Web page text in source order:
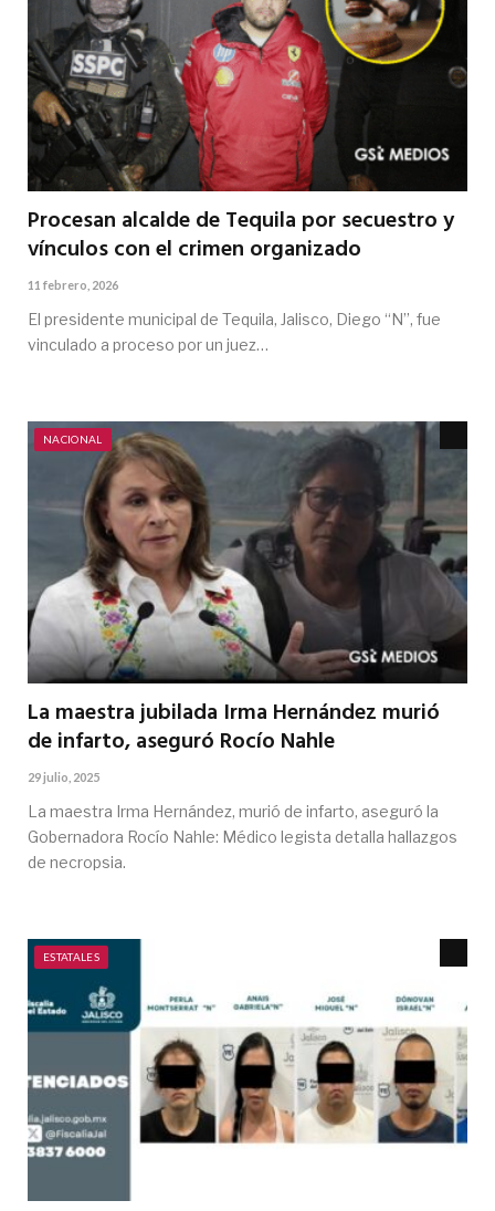
Procesan alcalde de Tequila por secuestro y
vínculos con el crimen organizado
11 febrero, 2026
El presidente municipal de Tequila, Jalisco, Diego “N”, fue
vinculado a proceso por un juez…
NACIONAL
La maestra jubilada Irma Hernández murió
de infarto, aseguró Rocío Nahle
29 julio, 2025
La maestra Irma Hernández, murió de infarto, aseguró la
Gobernadora Rocío Nahle: Médico legista detalla hallazgos
de necropsia.
ESTATALES